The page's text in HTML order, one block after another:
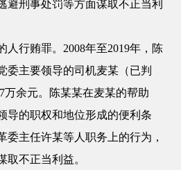
避刑事处罚等方面谋取不正当利
人行贿罪。2008年至2019年，陈
委主要领导的司机麦某（已判
万余元。陈某某在麦某的帮助
导的职权和地位形成的便利条
委主任许某等人职务上的行为，
取不正当利益。